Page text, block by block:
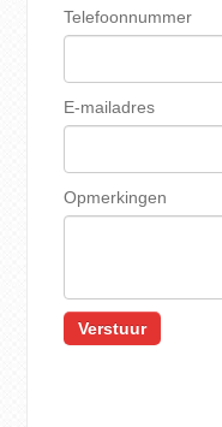
Telefoonnummer
E-mailadres
Opmerkingen